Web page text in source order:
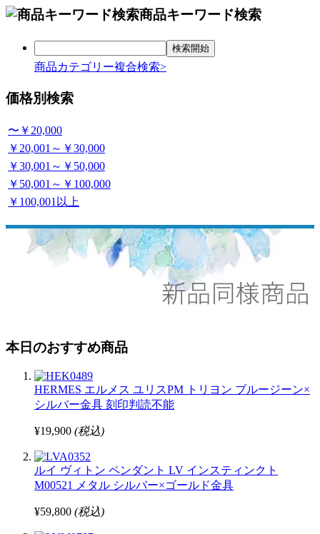
商品キーワード検索
商品カテゴリー複合検索>
価格別検索
〜￥20,000
￥20,001～￥30,000
￥30,001～￥50,000
￥50,001～￥100,000
￥100,001以上
本日のおすすめ商品
HERMES エルメス ユリスPM トリヨン ブルージーン×
シルバー金具 刻印判読不能
¥19,900 (税込)
ルイ ヴィトン ペンダント LV インスティンクト
M00521 メタル シルバー×ゴールド金具
¥59,800 (税込)